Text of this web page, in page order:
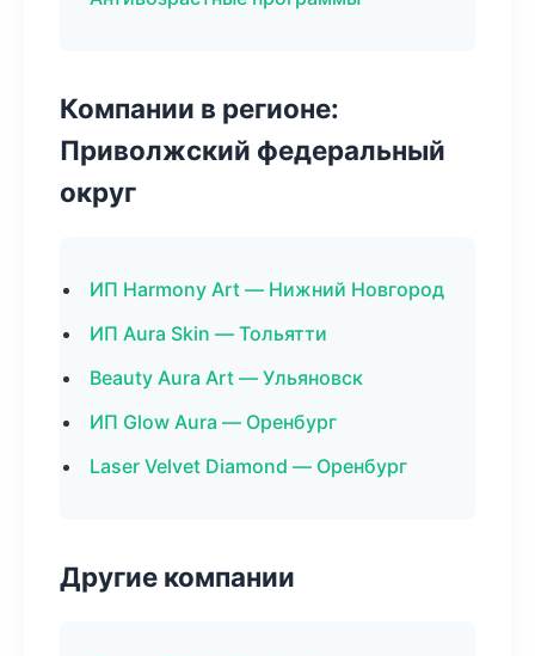
Компании в регионе:
Приволжский федеральный
округ
ИП Harmony Art — Нижний Новгород
ИП Aura Skin — Тольятти
Beauty Aura Art — Ульяновск
ИП Glow Aura — Оренбург
Laser Velvet Diamond — Оренбург
Другие компании